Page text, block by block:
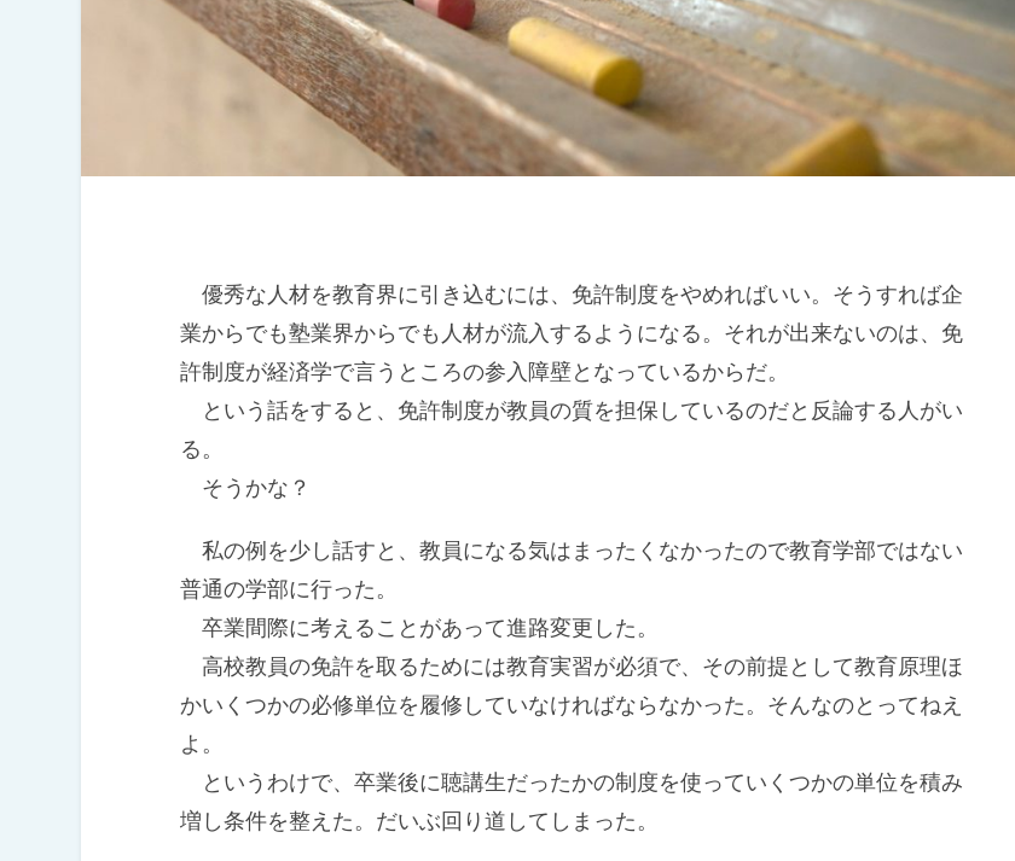
優秀な人材を教育界に引き込むには、免許制度をやめればいい。そうすれば企
業からでも塾業界からでも人材が流入するようになる。それが出来ないのは、免
許制度が経済学で言うところの参入障壁となっているからだ。
という話をすると、免許制度が教員の質を担保しているのだと反論する人がい
る。
そうかな？
私の例を少し話すと、教員になる気はまったくなかったので教育学部ではない
普通の学部に行った。
卒業間際に考えることがあって進路変更した。
高校教員の免許を取るためには教育実習が必須で、その前提として教育原理ほ
かいくつかの必修単位を履修していなければならなかった。そんなのとってねえ
よ。
というわけで、卒業後に聴講生だったかの制度を使っていくつかの単位を積み
増し条件を整えた。だいぶ回り道してしまった。